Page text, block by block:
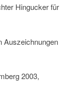
Hingucker für
Auszeichnungen
2003,